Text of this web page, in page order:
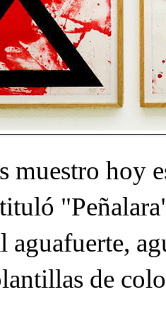
muestro hoy
aguafuerte,
de